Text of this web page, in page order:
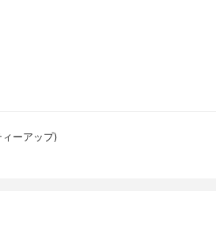
ィーアップ)